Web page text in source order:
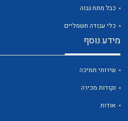
כבל מתח גבוה
כלי עבודה חשמליים
מידע נוסף
שירותי תמיכה
נקודות מכירה
אודות